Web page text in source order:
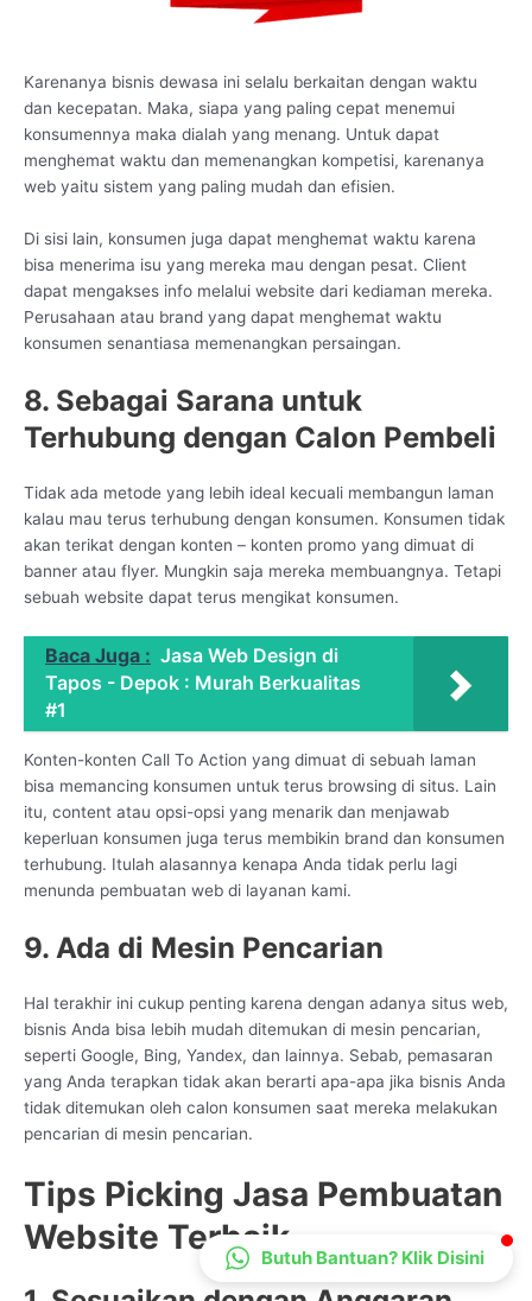
Karenanya bisnis dewasa ini selalu berkaitan dengan waktu
dan kecepatan. Maka, siapa yang paling cepat menemui
konsumennya maka dialah yang menang. Untuk dapat
menghemat waktu dan memenangkan kompetisi, karenanya
web yaitu sistem yang paling mudah dan efisien.
Di sisi lain, konsumen juga dapat menghemat waktu karena
bisa menerima isu yang mereka mau dengan pesat. Client
dapat mengakses info melalui website dari kediaman mereka.
Perusahaan atau brand yang dapat menghemat waktu
konsumen senantiasa memenangkan persaingan.
8. Sebagai Sarana untuk
Terhubung dengan Calon Pembeli
Tidak ada metode yang lebih ideal kecuali membangun laman
kalau mau terus terhubung dengan konsumen. Konsumen tidak
akan terikat dengan konten – konten promo yang dimuat di
banner atau flyer. Mungkin saja mereka membuangnya. Tetapi
sebuah website dapat terus mengikat konsumen.
Baca Juga : Jasa Web Design di
Tapos - Depok : Murah Berkualitas
#1
Konten-konten Call To Action yang dimuat di sebuah laman
bisa memancing konsumen untuk terus browsing di situs. Lain
itu, content atau opsi-opsi yang menarik dan menjawab
keperluan konsumen juga terus membikin brand dan konsumen
terhubung. Itulah alasannya kenapa Anda tidak perlu lagi
menunda pembuatan web di layanan kami.
9. Ada di Mesin Pencarian
Hal terakhir ini cukup penting karena dengan adanya situs web,
bisnis Anda bisa lebih mudah ditemukan di mesin pencarian,
seperti Google, Bing, Yandex, dan lainnya. Sebab, pemasaran
yang Anda terapkan tidak akan berarti apa-apa jika bisnis Anda
tidak ditemukan oleh calon konsumen saat mereka melakukan
pencarian di mesin pencarian.
Tips Picking Jasa Pembuatan
Website Terbaik
CS Lenteraweb
Online
Butuh Bantuan? Klik Disini